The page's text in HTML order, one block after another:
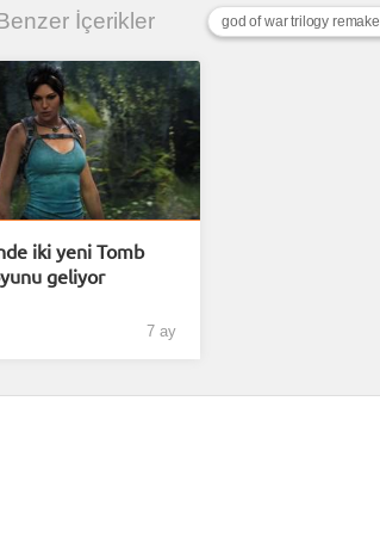
İçerikler
iki yeni Tomb
geliyor
7 ay